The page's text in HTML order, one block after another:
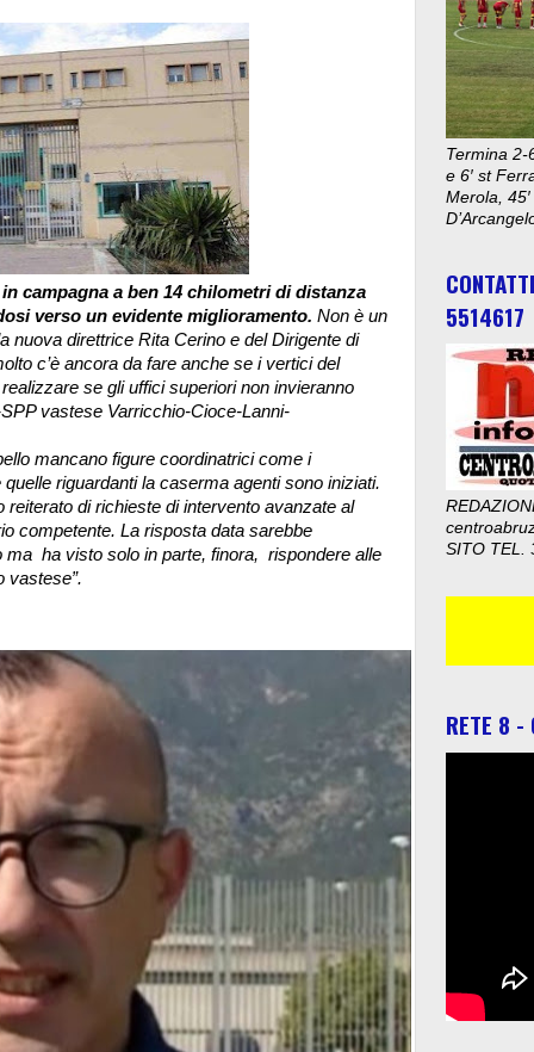
campagna a ben 14 chilometri di distanza
verso un evidente miglioramento. Non è un
nuova direttrice Rita Cerino e del Dirigente di
c’è ancora da fare anche se i vertici del
se gli uffici superiori non invieranno
vastese Varricchio-Cioce-Lanni-
mancano figure coordinatrici come i
riguardanti la caserma agenti sono iniziati.
di richieste di intervento avanzate al
competente. La risposta data sarebbe
ma ha visto solo in parte, finora, rispondere alle
vastese”.
Termina 2-
e 6′ st
Merola,
5514617
SITO TEL.
RETE 8 -